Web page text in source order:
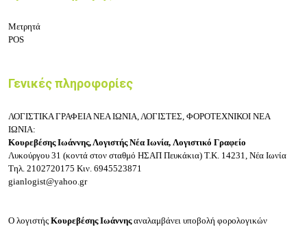
Μετρητά
POS
Γενικές πληροφορίες
ΛΟΓΙΣΤΙΚΑ ΓΡΑΦΕΙΑ ΝΕΑ ΙΩΝΙΑ, ΛΟΓΙΣΤΕΣ, ΦΟΡΟΤΕΧΝΙΚΟΙ ΝΕΑ
ΙΩΝΙΑ:
Κουρεβέσης Ιωάννης, Λογιστής Νέα Ιωνία, Λογιστικό Γραφείο
Λυκούργου 31 (κοντά στον σταθμό ΗΣΑΠ Πευκάκια) Τ.Κ. 14231, Νέα Ιωνία
Τηλ. 2102720175 Κιν. 6945523871
gianlogist@yahoo.gr
Ο λογιστής Κουρεβέσης Ιωάννηςαναλαμβάνει υποβολή φορολογικών